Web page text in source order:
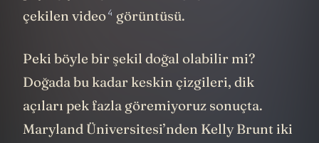
çekilen video4 görüntüsü.
Peki böyle bir şekil doğal olabilir mi?
Doğada bu kadar keskin çizgileri, dik
açıları pek fazla göremiyoruz sonuçta.
Maryland Üniversitesi’nden Kelly Brunt iki